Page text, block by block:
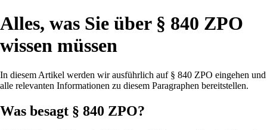
Alles, was Sie über § 840 ZPO
wissen müssen
In diesem Artikel werden wir ausführlich auf § 840 ZPO eingehen und
alle relevanten Informationen zu diesem Paragraphen bereitstellen.
Was besagt § 840 ZPO?